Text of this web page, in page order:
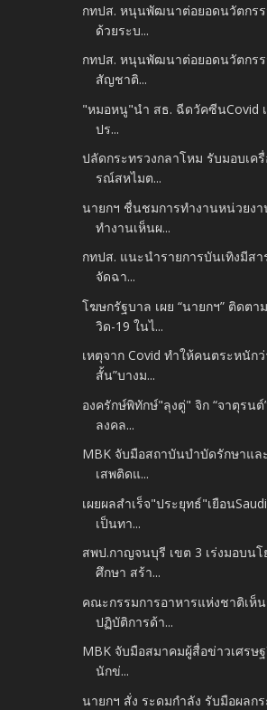
กทปส. หนุนพัฒนาต่อยอดนวัตกรร
ด้วยระบ...
กทปส. หนุนพัฒนาต่อยอดนวัตกรร
สัญชาติ...
"หมอหนู"นำ สธ. ฉีดวัคซีนCovid
ปร...
ปลัดกระทรวงกลาโหม รับมอบเค
รณ์สหไมต...
นายกฯ ชื่นชมการทำงานหน่วยงา
ทำงานเห็นผ...
กทปส. แนะนำรายการบันเทิงมีสา
จัดฉา...
โฆษกรัฐบาล เผย “นายกฯ” ติดต
วิด-19 ในไ...
เหตุจาก Covid ทำให้คนตระหนัก
สั้น”บางม...
องครักษ์พิทักษ์"ลุงตู่" จิก “จาตุรนต์
ลงคล...
MBK จับมือสถาบันบำบัดรักษาแ
เสพติดแ...
เผยผลสำเร็จ"ประยุทธ์"เยือน
เป็นทา...
สพป.กาญจนบุรี เขต 3 เร่งมอบน
ศึกษา สร้า...
คณะกรรมการอาหารแห่งชาติเห็
ปฏิบัติการด้า...
MBK จับมือสมาคมผู้สื่อข่าวเศรษ
นักข่...
นายกฯ สั่ง ระดมกำลัง รับมือผลก